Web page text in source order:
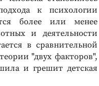
к психологии
более или менее
и дея​тельности
в сравнительной
"двух факторов",
и грешит детская